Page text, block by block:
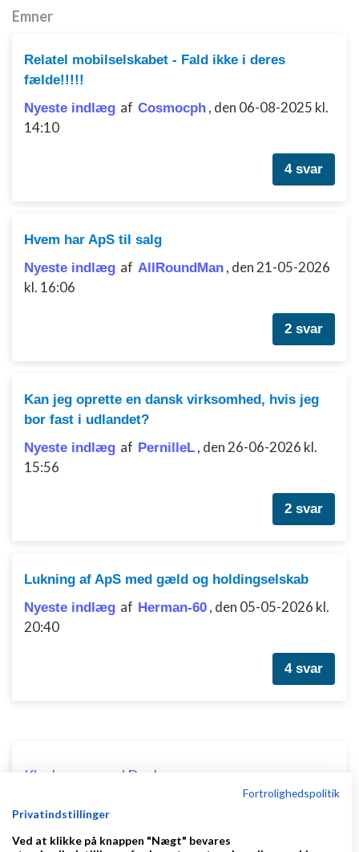
Emner
Relatel mobilselskabet - Fald ikke i deres
fælde!!!!!
Nyeste indlæg af Cosmocph , den 06-08-2025 kl.
14:10
4 svar
Hvem har ApS til salg
Nyeste indlæg af AllRoundMan , den 21-05-2026
kl. 16:06
2 svar
Kan jeg oprette en dansk virksomhed, hvis jeg
bor fast i udlandet?
Nyeste indlæg af PernilleL , den 26-06-2026 kl.
15:56
2 svar
Lukning af ApS med gæld og holdingselskab
Nyeste indlæg af Herman-60 , den 05-05-2026 kl.
20:40
4 svar
Klar lønnen med Danløn
og billigt. Opret gratis konto.
www.danlon.dk/
Fortrolighedspolitik
Privatindstillinger
Ved at klikke på knappen "Nægt" bevares